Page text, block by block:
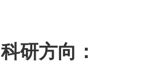
科研方向：